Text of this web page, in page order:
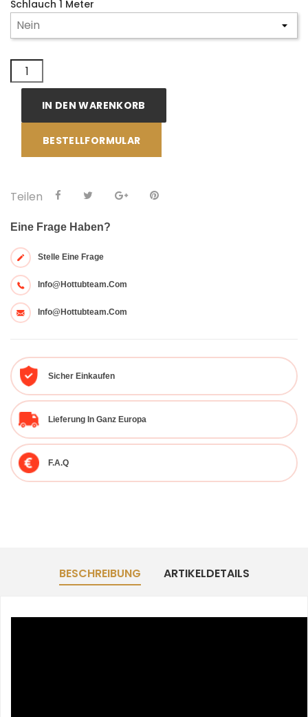
Schlauch 1 Meter
IN DEN WARENKORB
BESTELLFORMULAR
Teilen
Eine Frage Haben?
Stelle Eine Frage
Info@hottubteam.com
Info@hottubteam.com
Sicher Einkaufen
Lieferung In Ganz Europa
F.A.Q
BESCHREIBUNG ARTIKELDETAILS